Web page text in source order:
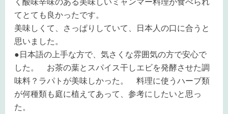
く酸味辛味のある美味しいミャンマー料理が食べられ
てとても良かったです。
美味しくて、さっぱりしていて、日本人の口に合うと
思いました。
●日本語の上手な方で、気さくな雰囲気の方で安心で
した。 お茶の葉とスパイス干しエビを発酵させた調
味料？ラパトが美味しかった。 料理に使うハーブ類
が何種類も庭に植えてあって、参考にしたいと思っ
た。